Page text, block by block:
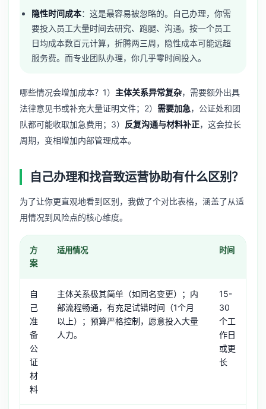
隐性时间成本：这是最容易被忽略的。自己办理，你需
要投入员工大量时间去研究、跑腿、沟通。按一个员工
日均成本数百元计算，折腾两三周，隐性成本可能远超
服务费。而专业团队办理，你几乎零时间投入。
哪些情况会增加成本？1） 主体关系异常复杂，需要额外出具
法律意见书或补充大量证明文件；2） 需要加急，公证处和团
队都可能收取加急费用；3） 反复沟通与材料补正，这会拉长
周期，变相增加内部管理成本。
自己办理和找音致运营协助有什么区别？
为了让你更直观地看到区别，我做了个对比表格，涵盖了从适
用情况到风险点的核心维度。
方
案
适用情况 时间
自
己
准
备
公
证
材
料
主体关系极其简单（如同名变更）；内
部流程畅通，有充足试错时间（1个月
以上）；预算严格控制，愿意投入大量
人力。
15-
30
个工
作日
或更
长